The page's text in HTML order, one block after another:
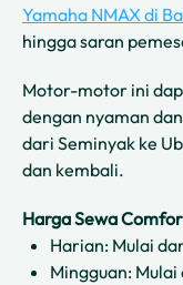
Yamaha NMAX di
hingga saran
Motor-motor ini
dengan nyaman
dari Seminyak ke
dan kembali.
Harga Sewa
Harian: Mulai
Mingguan: